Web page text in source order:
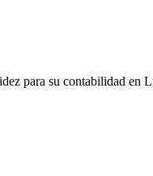
para su contabilidad en